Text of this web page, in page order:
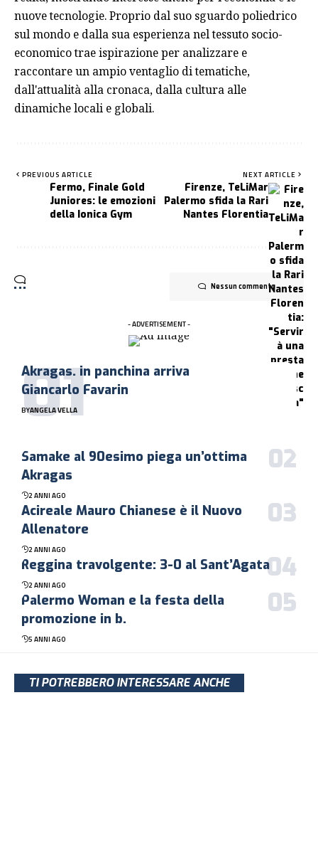
nuove tecnologie. Proprio dal suo sguardo poliedrico
sul mondo e dalla sua esperienza nel tessuto socio-
economico trae ispirazione per analizzare e
raccontare un ampio ventaglio di tematiche,
dall'attualità alla cronaca, dalla cultura alle
dinamiche locali e globali.
PREVIOUS ARTICLE
Fermo, Finale Gold
Juniores: le emozioni
della Ionica Gym
NEXT ARTICLE
Firenze, TeLiMar
Palermo sfida la Rari
Nantes Florentia
Nessun commento
- ADVERTISEMENT -
Akragas. in panchina arriva
Giancarlo Favarin
BYANGELA VELLA
Samake al 90esimo piega un’ottima
Akragas
2 ANNI AGO
Acireale Mauro Chianese è il Nuovo
Allenatore
2 ANNI AGO
Reggina travolgente: 3-0 al Sant’Agata
2 ANNI AGO
Palermo Woman e la festa della
promozione in b.
5 ANNI AGO
TI POTREBBERO INTERESSARE ANCHE